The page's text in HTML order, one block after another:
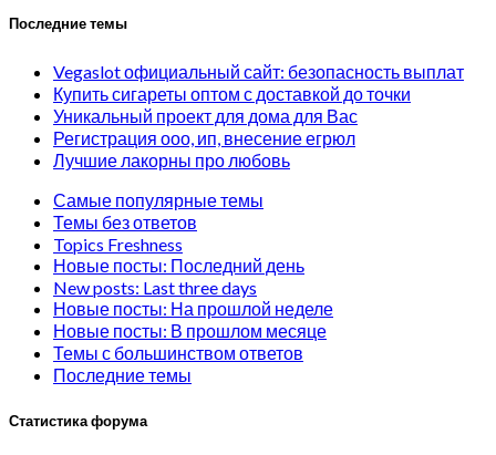
Последние темы
Vegaslot официальный сайт: безопасность выплат
Купить сигареты оптом с доставкой до точки
Уникальный проект для дома для Вас
Регистрация ооо, ип, внесение егрюл
Лучшие лакорны про любовь
Самые популярные темы
Темы без ответов
Topics Freshness
Новые посты: Последний день
New posts: Last three days
Новые посты: На прошлой неделе
Новые посты: В прошлом месяце
Темы с большинством ответов
Последние темы
Статистика форума